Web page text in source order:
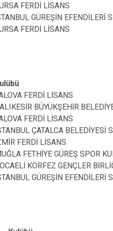
FERDİ LİSANS
GÜREŞİN EFENDİLERİ
FERDİ LİSANS
FERDİ LİSANS
BÜYÜKŞEHİR
FERDİ LİSANS
ÇATALCA BELEDİYESİ
FERDİ LİSANS
FETHİYE GÜREŞ SPOR
KÖRFEZ GENÇLER
GÜREŞİN EFENDİLERİ